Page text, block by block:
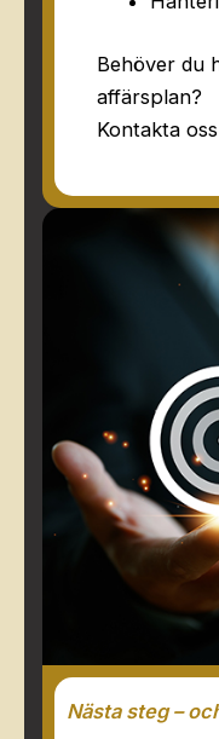
Behöver du
affärsplan?
Kontakta
Nästa steg –